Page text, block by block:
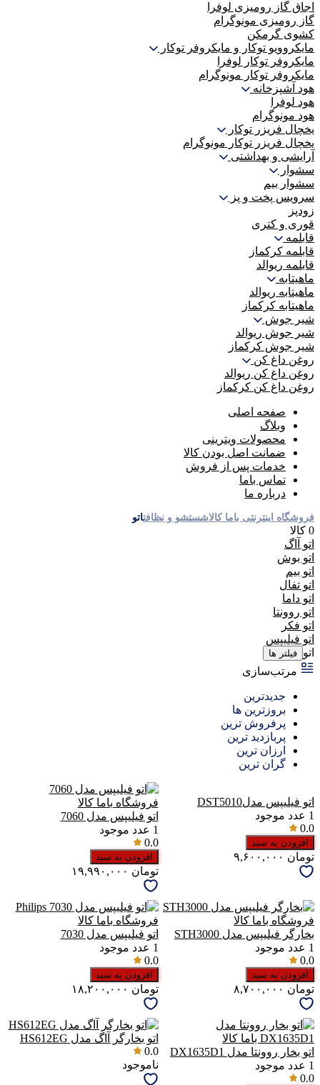
اجاق گاز رومیزی لوفرا
گاز رومیزی مونوگرام
کشوی گرمکن
مایکروویو توکار و مایکروفر توکار
مایکروفر توکار لوفرا
مایکروفر توکار مونوگرام
هود آشپزخانه
هود لوفرا
هود مونوگرام
یخچال فریزر توکار
یخچال فریزر توکار مونوگرام
آرایشی و بهداشتی
سشوار
سشوار بیم
سرویس پخت و پز
زودپز
قوری و کتری
قابلمه
قابلمه کرکماز
قابلمه ریوالد
ماهیتابه
ماهیتابه ریوالد
ماهیتابه کرکماز
شیر جوش
شیر جوش ریوالد
شیر جوش کرکماز
روغن داغ کن
روغن داغ کن ریوالد
روغن داغ کن کرکماز
صفحه اصلی
وبلاگ
محصولات ویترینی
ضمانت اصل بودن کالا
خدمات پس از فروش
تماس باما
درباره ما
فروشگاه اینترنتی باما کالاشستشو و نظافتاتو
0 کالا
اتو آاگ
اتو بوش
اتو بیم
اتو تفال
اتو داما
اتو روونتا
اتو فکر
اتو فیلیپس
اتو فیلتر ها
مرتب‌سازی
جدیدترین
بروزترین ها
پرفروش ترین
پربازدید ترین
ارزان ترین
گران ترین
اتو فیلیپس مدلDST5010
1 عدد موجود
0.0
افزودن به سبد
تومان
اتو فیلیپس مدل 7060
1 عدد موجود
0.0
افزودن به سبد
تومان
بخارگر فیلیپس مدل STH3000
1 عدد موجود
0.0
افزودن به سبد
تومان
اتو فیلیپس مدل 7030
1 عدد موجود
0.0
افزودن به سبد
تومان
اتو بخار روونتا مدل DX1635D1
1 عدد موجود
0.0
اتو بخارگر آاگ مدل HS612EG
0.0
ناموجود